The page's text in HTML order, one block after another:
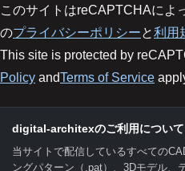
このサイトはreCAPTCHAによ
のプライバシーポリシーと利用
This site is protected by
Policy andTerms of Service
digital-architexのご利用について
当サイトで配信しているすべての
ングパターン（.pat）、3Dモデル、